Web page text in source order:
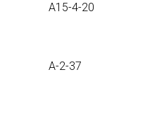
A15-4-20
A-2-37